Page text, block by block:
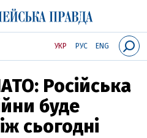
УКР РУС ENG
Російська
буде
сьогодні